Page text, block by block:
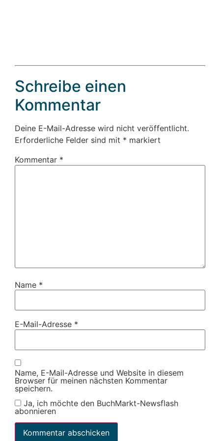
Schreibe einen
Kommentar
Deine E-Mail-Adresse wird nicht veröffentlicht.
Erforderliche Felder sind mit * markiert
Kommentar *
Name *
E-Mail-Adresse *
Name, E-Mail-Adresse und Website in diesem
Browser für meinen nächsten Kommentar
speichern.
Ja, ich möchte den BuchMarkt-Newsflash
abonnieren